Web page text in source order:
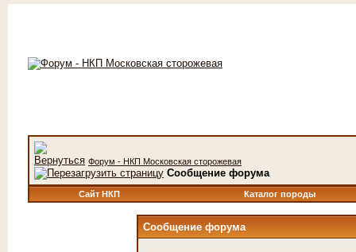
Форум - НКП Московская сторожевая
Сообщение форума
Сайт НКП Каталог породы
Сообщение форума